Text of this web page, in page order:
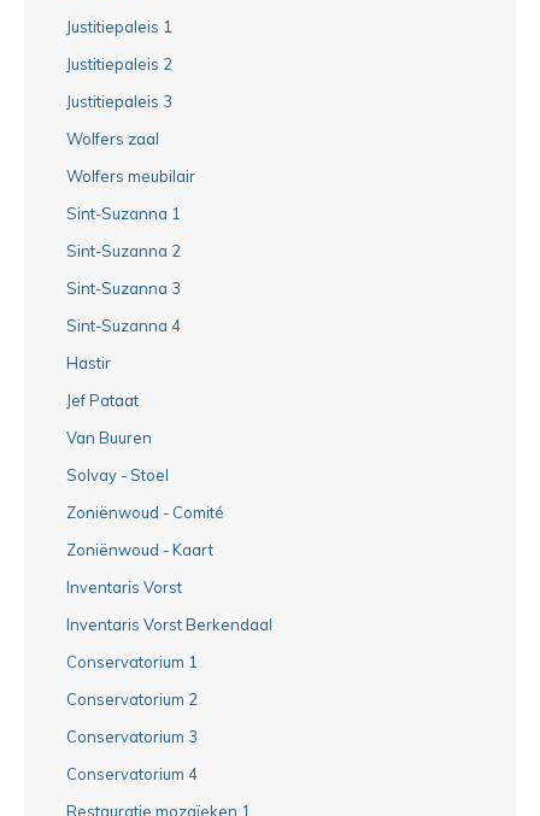
Justitiepaleis 1
Justitiepaleis 2
Justitiepaleis 3
Wolfers zaal
Wolfers meubilair
Sint-Suzanna 1
Sint-Suzanna 2
Sint-Suzanna 3
Sint-Suzanna 4
Hastir
Jef Pataat
Van Buuren
Solvay - Stoel
Zoniënwoud - Comité
Zoniënwoud - Kaart
Inventaris Vorst
Inventaris Vorst Berkendaal
Conservatorium 1
Conservatorium 2
Conservatorium 3
Conservatorium 4
Restauratie mozaïeken 1